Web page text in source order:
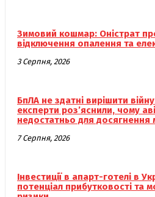
Зимовий кошмар: Оністрат
відключення опалення та
3 Серпня, 2026
БпЛА не здатні вирішити
експерти роз’яснили, чому
недостатньо для досягнення
7 Серпня, 2026
Інвестиції в апарт-готелі в
потенціал прибутковості та